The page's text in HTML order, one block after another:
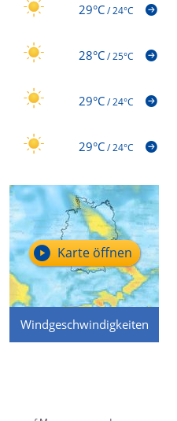
29°C/24°C
28°C/25°C
29°C/24°C
29°C/24°C
Windgeschwindigkeiten
Karte öffnen